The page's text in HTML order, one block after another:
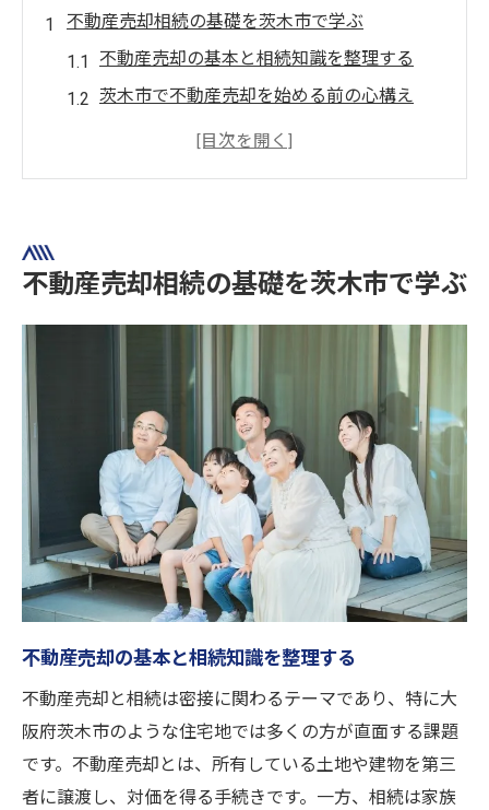
不動産売却相続の基礎を茨木市で学ぶ
不動産売却の基本と相続知識を整理する
茨木市で不動産売却を始める前の心構え
相続と不動産売却の関係性を解説
不動産売却の流れを茨木市で具体的に知る
不動産売却時に注意すべきポイントとは
茨木市ならではの不動産売却注意事項を解
相続物件の売却手順と注意事項を理解する
相続から始める不動産売却の最適な進め方
相続後の不動産売却を円滑に進める方法
不動産売却に有利な相続手続きのポイント
相続物件を売却するベストなタイミングと
は
に
茨木市で相続不動産売却を成功させるコツ
トラブル回避に役立つ相続手続きのコツ
不動産売却相続の基礎を茨木市で学ぶ
不動産売却の基本と相続知識を整理する
不動産売却と相続は密接に関わるテーマであり、特に大
阪府茨木市のような住宅地では多くの方が直面する課題
です。不動産売却とは、所有している土地や建物を第三
者に譲渡し、対価を得る手続きです。一方、相続は家族